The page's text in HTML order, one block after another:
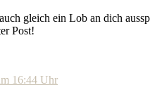
gleich ein Lob an dich
Post!
16:44 Uhr